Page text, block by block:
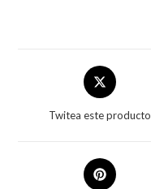
Twitea este producto